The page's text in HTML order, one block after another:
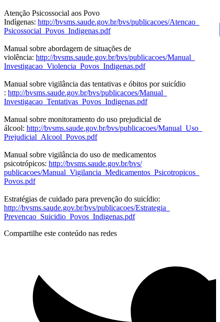
Atenção Psicossocial aos Povo
Indígenas: http://bvsms.saude.gov.br/bvs/publicacoes/Atencao_
Psicossocial_Povos_Indigenas.pdf
Manual sobre abordagem de situações de
violência: http://bvsms.saude.gov.br/bvs/publicacoes/Manual_
Investigacao_Violencia_Povos_ Indigenas.pdf
Manual sobre vigilância das tentativas e óbitos por suicídio
: http://bvsms.saude.gov.br/bvs/publicacoes/Manual_
Investigacao_Tentativas_Povos_ Indigenas.pdf
Manual sobre monitoramento do uso prejudicial de
álcool: http://bvsms.saude.gov.br/bvs/publicacoes/Manual_Uso_
Prejudicial_Alcool_Povos.pdf
Manual sobre vigilância do uso de medicamentos
psicotrópicos: http://bvsms.saude.gov.br/bvs/
publicacoes/Manual_Vigilancia_ Medicamentos_Psicotropicos_
Povos.pdf
Estratégias de cuidado para prevenção do suicídio:
http://bvsms.saude.gov.br/bvs/publicacoes/Estrategia_
Prevencao_Suicidio_Povos_ Indigenas.pdf
Compartilhe este conteúdo nas redes